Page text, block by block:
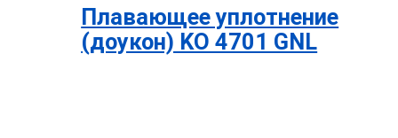
Плавающее уплотнение
(доукон) KO 4701 GNL